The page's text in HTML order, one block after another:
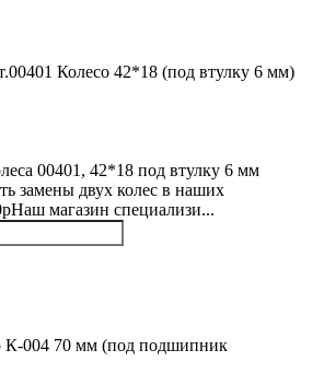
00401, 42*18 под втулку 6 мм
замены двух колес в наших
магазин специализи...